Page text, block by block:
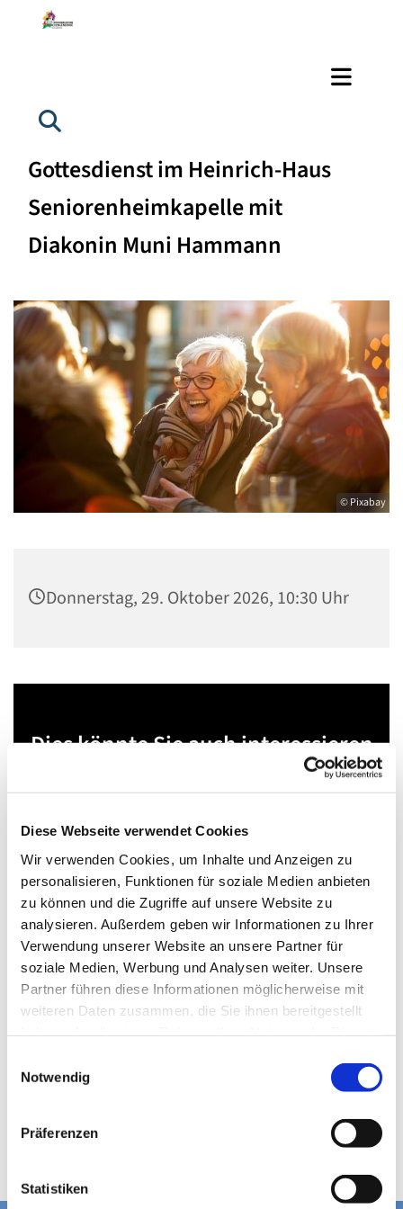
Diese Webseite verwendet Cookies
Wir verwenden Cookies, um Inhalte und Anzeigen zu
personalisieren, Funktionen für soziale Medien anbieten
zu können und die Zugriffe auf unsere Website zu
analysieren. Außerdem geben wir Informationen zu Ihrer
Verwendung unserer Website an unsere Partner für
soziale Medien, Werbung und Analysen weiter. Unsere
Partner führen diese Informationen möglicherweise mit
weiteren Daten zusammen, die Sie ihnen bereitgestellt
Notwendig
Präferenzen
Statistiken
Gottesdienst im Heinrich-Haus
Seniorenheimkapelle mit
Diakonin Muni Hammann
© Pixabay
Donnerstag, 29. Oktober 2026, 10:30 Uhr
Dies könnte Sie auch interessieren